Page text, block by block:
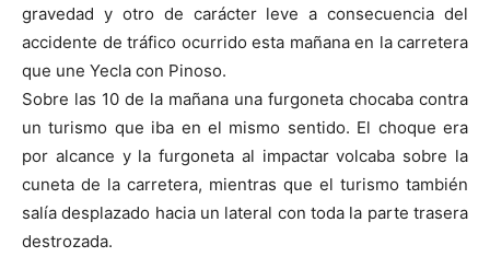
gravedad y otro de carácter leve a consecuencia del
accidente de tráfico ocurrido esta mañana en la carretera
que une Yecla con Pinoso.
Sobre las 10 de la mañana una furgoneta chocaba contra
un turismo que iba en el mismo sentido. El choque era
por alcance y la furgoneta al impactar volcaba sobre la
cuneta de la carretera, mientras que el turismo también
salía desplazado hacia un lateral con toda la parte trasera
destrozada.